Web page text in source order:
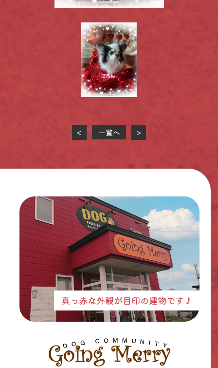
< 一覧へ >
真っ赤な外観が目印の建物です♪